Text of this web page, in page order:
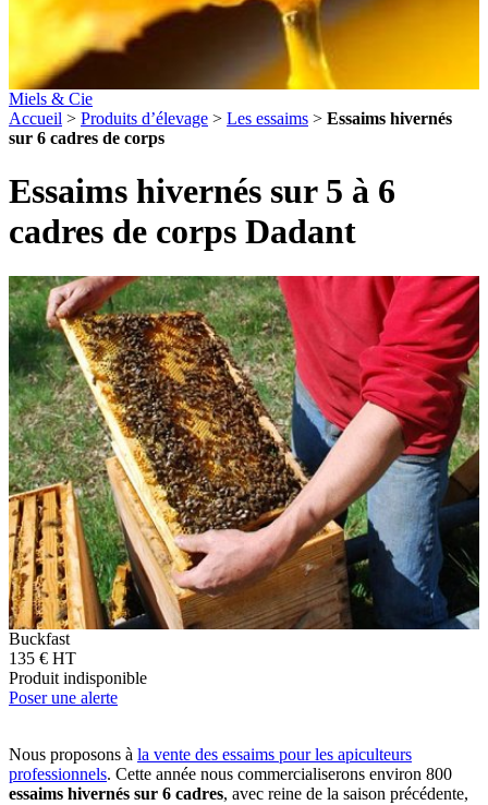
Miels & Cie
Accueil > Produits d’élevage > Les essaims > Essaims hivernés
sur 6 cadres de corps
Essaims hivernés sur 5 à 6
cadres de corps Dadant
Buckfast
135 € HT
Produit indisponible
Poser une alerte
Nous proposons à la vente des essaims pour les apiculteurs
professionnels. Cette année nous commercialiserons environ 800
essaims hivernés sur 6 cadres, avec reine de la saison précédente,